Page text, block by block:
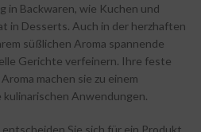
in Backwaren, wie Kuchen und
in Desserts. Auch in der herzhaften
süßlichen Aroma spannende
Gerichte verfeinern. Ihre feste
machen sie zu einem
Anwendungen.
Sie sich für ein Produkt,